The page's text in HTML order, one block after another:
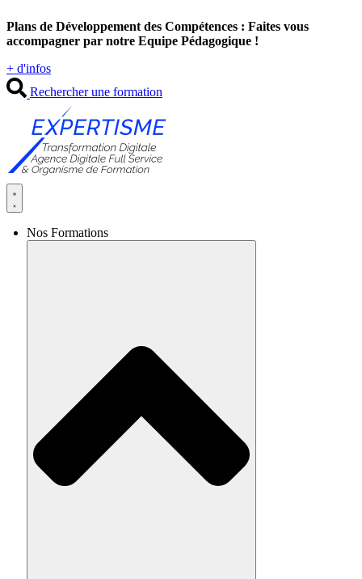
au
contenu
Plans de Développement des Compétences : Faites vous
accompagner par notre Equipe Pédagogique !
+ d'infos
Rechercher une formation
Nos Formations